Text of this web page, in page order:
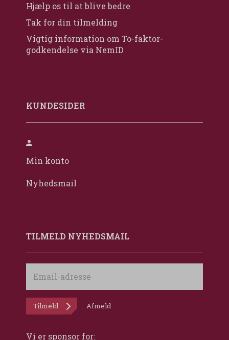
Hjælp os til at blive bedre
Tak for din tilmelding
Vigtig information om To-faktor-
godkendelse via NemID
KUNDESIDER
Min konto
Nyhedsmail
TILMELD NYHEDSMAIL
adresse
Tilmeld Afmeld
Vi er sponsor for: